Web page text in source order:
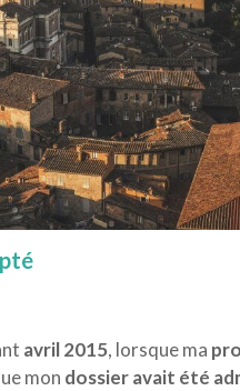
avril 2015, lorsque ma
mon dossier avait été